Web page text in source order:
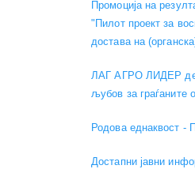
Промоција на
"Пилот проект за
достава на
ЛАГ АГРО ЛИДЕР
љубов за граѓаните
Родова еднаквост -
Достапни јавни